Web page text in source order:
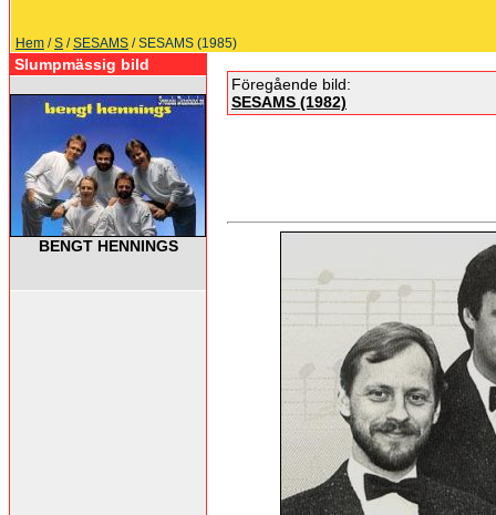
Hem /S /SESAMS / SESAMS (1985)
Slumpmässig bild
BENGT HENNINGS
Föregående bild:
SESAMS (1982)